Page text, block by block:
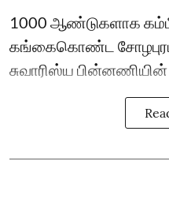
1000 ஆண்டுகளாக
கங்கைகொண்ட சோழபுரம்
சுவாரிஸ்ய பின்னணியின்